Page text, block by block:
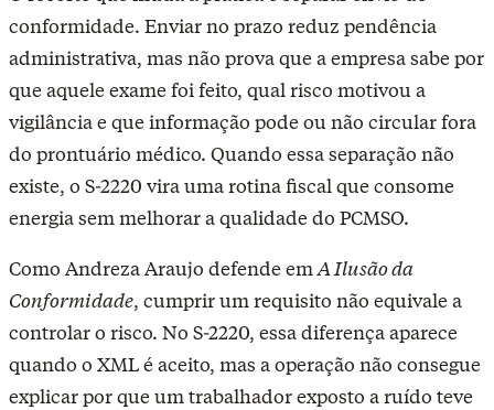
conformidade. Enviar no prazo reduz pendência
administrativa, mas não prova que a empresa sabe por
que aquele exame foi feito, qual risco motivou a
vigilância e que informação pode ou não circular fora
do prontuário médico. Quando essa separação não
existe, o S-2220 vira uma rotina fiscal que consome
energia sem melhorar a qualidade do PCMSO.
Como Andreza Araujo defende emA Ilusão da
Conformidade, cumprir um requisito não equivale a
controlar o risco. No S-2220, essa diferença aparece
quando o XML é aceito, mas a operação não consegue
explicar por que um trabalhador exposto a ruído teve